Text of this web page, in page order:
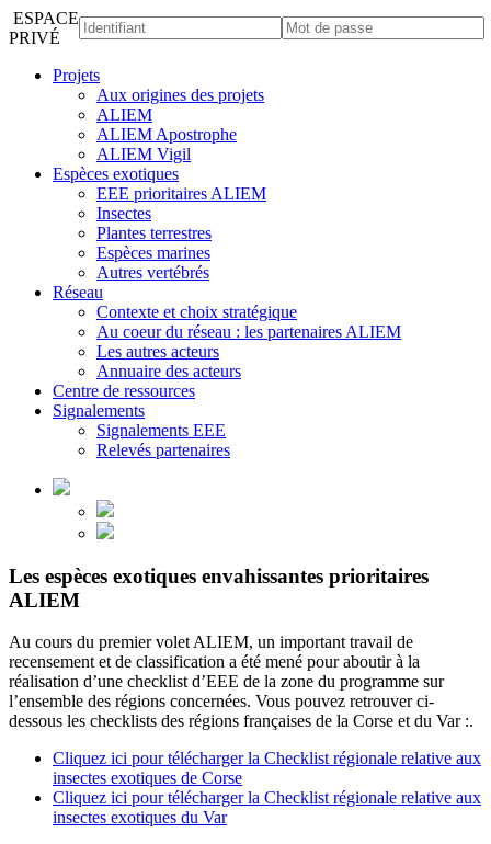
ESPACE
PRIVÉ
Projets
Aux origines des projets
ALIEM
ALIEM Apostrophe
ALIEM Vigil
Espèces exotiques
EEE prioritaires ALIEM
Insectes
Plantes terrestres
Espèces marines
Autres vertébrés
Réseau
Contexte et choix stratégique
Au coeur du réseau : les partenaires ALIEM
Les autres acteurs
Annuaire des acteurs
Centre de ressources
Signalements
Signalements EEE
Relevés partenaires
Les espèces exotiques envahissantes prioritaires
ALIEM
Au cours du premier volet ALIEM, un important travail de
recensement et de classification a été mené pour aboutir à la
réalisation d’une checklist d’EEE de la zone du programme sur
l’ensemble des régions concernées. Vous pouvez retrouver ci-
dessous les checklists des régions françaises de la Corse et du Var :.
Cliquez ici pour télécharger la Checklist régionale relative aux
insectes exotiques de Corse
Cliquez ici pour télécharger la Checklist régionale relative aux
insectes exotiques du Var